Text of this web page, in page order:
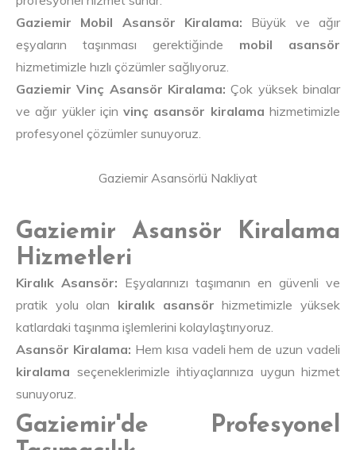
Gaziemir Mobil Asansör Kiralama: Büyük ve ağır
eşyaların taşınması gerektiğinde mobil asansör
hizmetimizle hızlı çözümler sağlıyoruz.
Gaziemir Vinç Asansör Kiralama: Çok yüksek binalar
ve ağır yükler içinvinç asansör kiralama hizmetimizle
profesyonel çözümler sunuyoruz.
Gaziemir Asansörlü Nakliyat
Gaziemir Asansör Kiralama
Hizmetleri
Kiralık Asansör: Eşyalarınızı taşımanın en güvenli ve
pratik yolu olan kiralık asansör hizmetimizle yüksek
katlardaki taşınma işlemlerini kolaylaştırıyoruz.
Asansör Kiralama: Hem kısa vadeli hem de uzun vadeli
kiralama seçeneklerimizle ihtiyaçlarınıza uygun hizmet
sunuyoruz.
Gaziemir'de Profesyonel